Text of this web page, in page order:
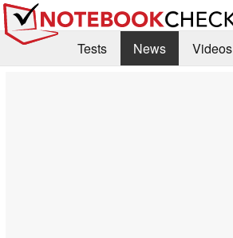
Tests News
Videos